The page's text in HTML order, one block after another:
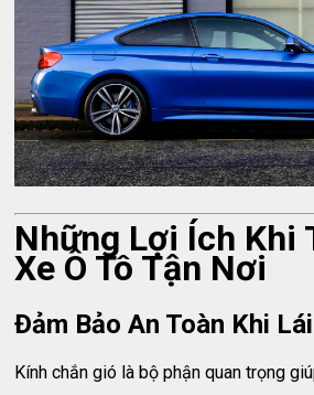
Những Lợi Ích Khi
Xe Ô Tô Tận Nơi
Đảm Bảo An Toàn Khi
Kính chắn gió là bộ phận quan trọng